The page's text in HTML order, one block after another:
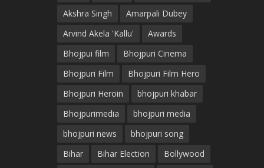
Akshra Singh
Amarpali Dubey
Arvind Akela 'Kallu'
Awards
Bhojpui film
Bhojpuri Cinema
Bhojpuri Film
Bhojpuri Film Hero
Bhojpuri Heroin
bhojpuri khabar
Bhojpurimedia
bhojpuri media
bhojpuri news
bhojpuri song
Bihar
Bihar Election Bollywood